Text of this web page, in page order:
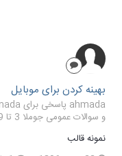
بهینه کردن برای موبایل
ahmada پاسخی برای ahmada در یک موضوع ارسال کرد در
و سوالات عمومی جوملا 3 تا 3.9
نمونه قالب